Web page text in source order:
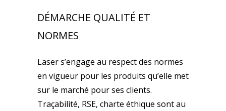
DÉMARCHE QUALITÉ ET
NORMES
Laser s’engage au respect des normes
en vigueur pour les produits qu’elle met
sur le marché pour ses clients.
Traçabilité, RSE, charte éthique sont au